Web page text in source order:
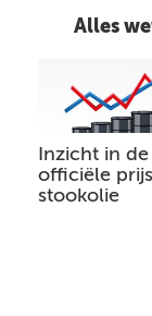
Alles
Inzicht in de
officiële
stookolie